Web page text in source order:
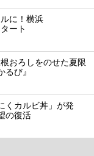
に！横浜
ート
おろしをのせた夏限
び』
くカルビ丼」が発
の復活